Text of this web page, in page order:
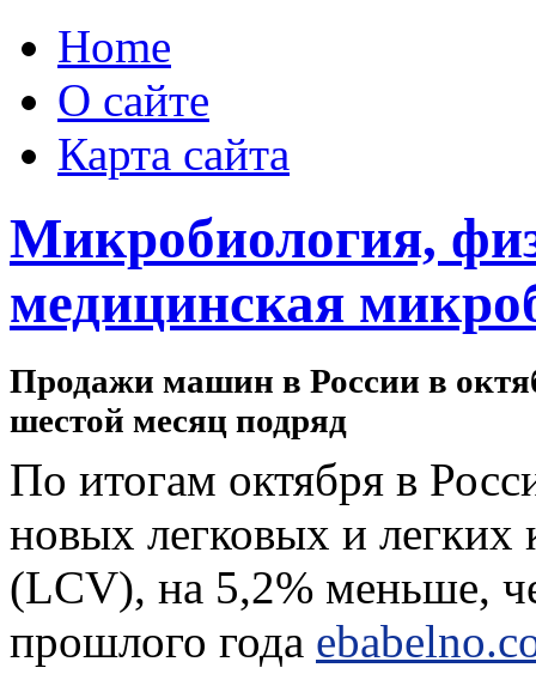
Home
О сайте
Карта сайта
Микробиология,
медицинская
Продажи машин в России в
шестой месяц подряд
По итогам октября в
новых легковых и легких
(LCV), на 5,2% меньше,
прошлого года